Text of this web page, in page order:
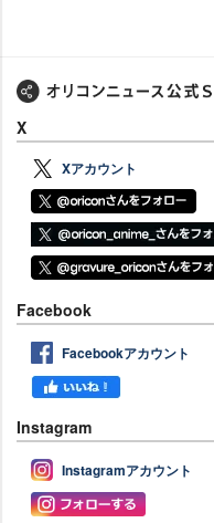
X
Xアカウント
Facebook
Facebookアカウント
Instagram
Instagramアカウント